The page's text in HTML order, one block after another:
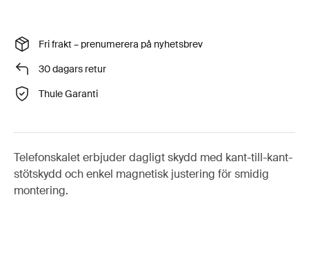
Fri frakt – prenumerera på nyhetsbrev
30 dagars retur
Thule Garanti
Telefonskalet erbjuder dagligt skydd med kant-till-kant-
stötskydd och enkel magnetisk justering för smidig
montering.